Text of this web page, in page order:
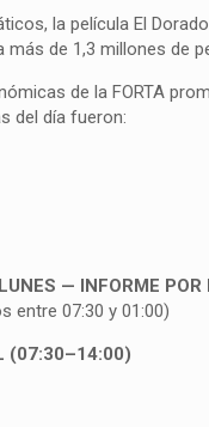
la película El
más de 1,3 millones de
de la FORTA
del día fueron:
— INFORME
entre 07:30 y 01:00)
(07:30–14:00)